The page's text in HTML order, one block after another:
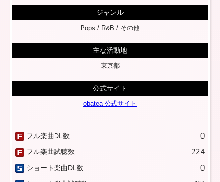
ジャンル
Pops / R&B / その他
主な活動地
東京都
公式サイト
obatea 公式サイト
フル楽曲DL数 0
フル楽曲試聴数 224
ショート楽曲DL数 0